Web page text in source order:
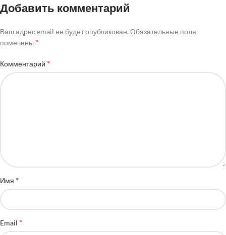
Добавить комментарий
Ваш адрес email не будет опубликован. Обязательные поля
помечены *
Комментарий *
Имя *
Email *